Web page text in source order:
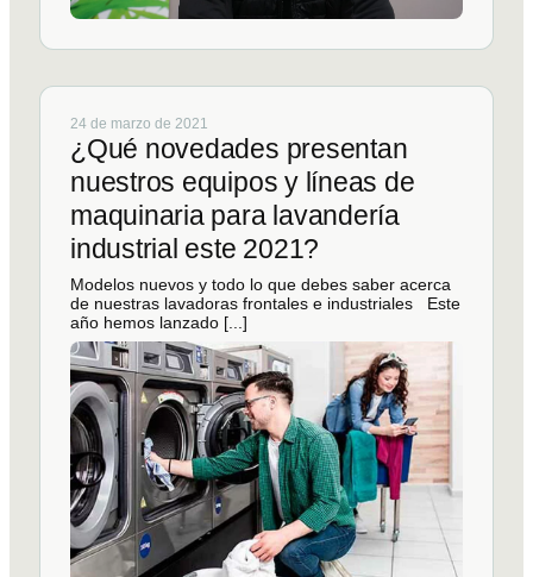
24 de marzo de 2021
¿Qué novedades presentan
nuestros equipos y líneas de
maquinaria para lavandería
industrial este 2021?
Modelos nuevos y todo lo que debes saber acerca
de nuestras lavadoras frontales e industriales Este
año hemos lanzado [...]